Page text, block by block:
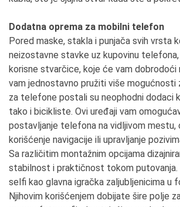
Dodatna oprema za mobilni telefon
Pored maske, stakla i punjača svih vrsta
neizostavne stavke uz kupovinu
korisne stvarčice, koje će vam dobrodoći
vam jednostavno pružiti više mogućnosti
za telefone postali su neophodni dodaci
tako i bicikliste. Ovi uređaji vam
postavljanje telefona na vidljivom mestu,
korišćenje navigacije ili upravljanje
Sa različitim montažnim opcijama
stabilnost i praktičnost tokom putovanja.
selfi kao glavna igračka zaljubljenicima u
Njihovim korišćenjem dobijate šire polje